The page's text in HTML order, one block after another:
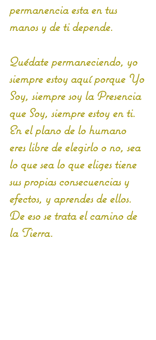
permanencia esta en tus
manos y de ti depende.
Quédate permaneciendo, yo
siempre estoy aquí porque Yo
Soy, siempre soy la Presencia
que Soy, siempre estoy en ti.
En el plano de lo humano
eres libre de elegirlo o no, sea
lo que sea lo que eliges tiene
sus propias consecuencias y
efectos, y aprendes de ellos.
De eso se trata el camino de
la Tierra.